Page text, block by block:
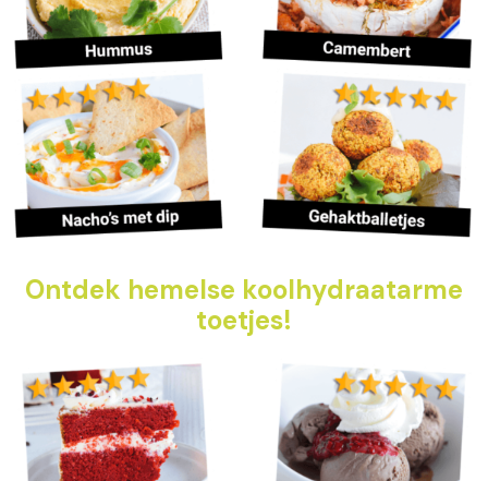
Ontdek hemelse koolhydraatarme
toetjes!